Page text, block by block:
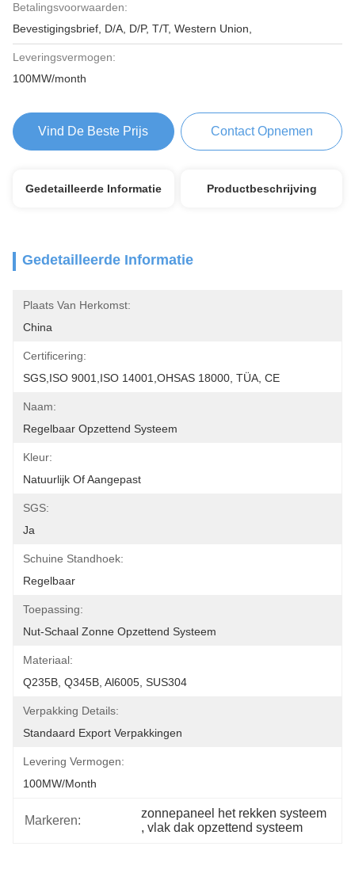
Betalingsvoorwaarden:
Bevestigingsbrief, D/A, D/P, T/T, Western Union,
Leveringsvermogen:
100MW/month
Vind De Beste Prijs Contact Opnemen
Gedetailleerde Informatie Productbeschrijving
Gedetailleerde Informatie
Plaats Van Herkomst:
China
Certificering:
SGS,ISO 9001,ISO 14001,OHSAS 18000, TÜA, CE
Naam:
Regelbaar Opzettend Systeem
Kleur:
Natuurlijk Of Aangepast
SGS:
Ja
Schuine Standhoek:
Regelbaar
Toepassing:
Nut-Schaal Zonne Opzettend Systeem
Materiaal:
Q235B, Q345B, Al6005, SUS304
Verpakking Details:
Standaard Export Verpakkingen
Levering Vermogen:
100MW/month
Markeren:
zonnepaneel het rekken systeem
, vlak dak opzettend systeem